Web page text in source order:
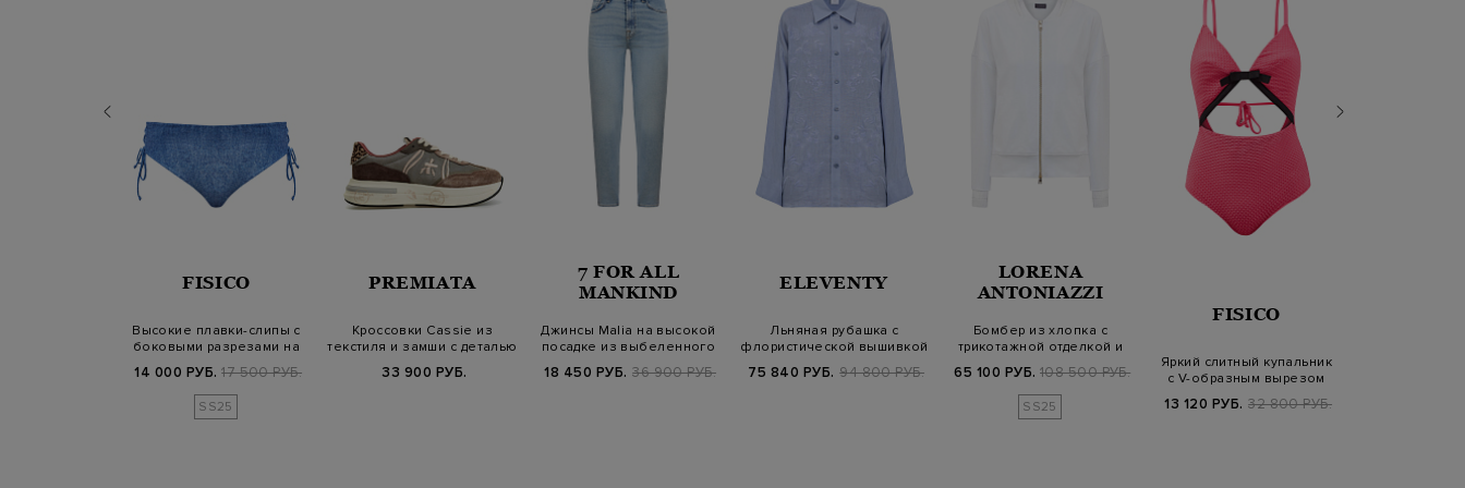
FISICO
Высокие плавки-слипы с
боковыми разрезами на
14 000 РУБ. 17 500 РУБ.
SS25
PREMIATA
Кроссовки Cassie из
текстиля и замши с деталью
33 900 РУБ.
7 FOR ALL
MANKIND
Джинсы Malia на высокой
посадке из выбеленного
18 450 РУБ. 36 900 РУБ.
ELEVENTY
Льняная рубашка с
флористической вышивкой
75 840 РУБ. 94 800 РУБ.
LORENA
ANTONIAZZI
Бомбер из хлопка с
трикотажной отделкой и
65 100 РУБ. 108 500 РУБ.
SS25
FISICO
Яркий слитный купальник
с V-образным вырезом
13 120 РУБ. 32 800 РУБ.